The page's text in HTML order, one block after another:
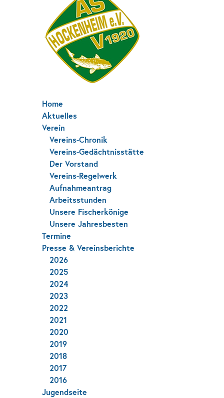
Home
Aktuelles
Verein
Vereins-Chronik
Vereins-Gedächtnisstätte
Der Vorstand
Vereins-Regelwerk
Aufnahmeantrag
Arbeitsstunden
Unsere Fischerkönige
Unsere Jahresbesten
Termine
Presse & Vereinsberichte
2026
2025
2024
2023
2022
2021
2020
2019
2018
2017
2016
Jugendseite